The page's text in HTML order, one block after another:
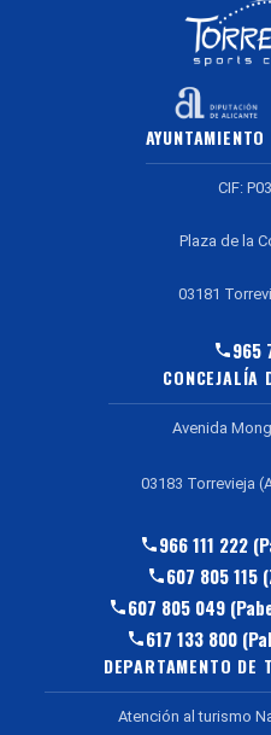
CIF:
Plaza de la
03181
965
CONCEJALÍA
Avenida
03183 Torrevieja
966 111 222
607 805 115
607 805 049
617 133 800
DEPARTAMENTO DE
Atención al turismo